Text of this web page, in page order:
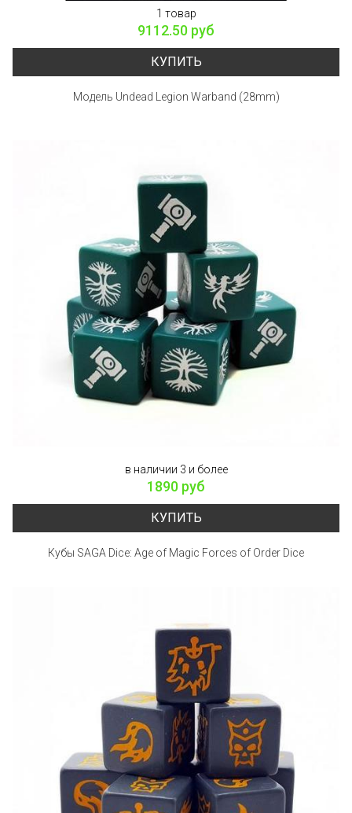
1 товар
9112.50 руб
КУПИТЬ
Модель Undead Legion Warband (28mm)
в наличии 3 и более
1890 руб
КУПИТЬ
Кубы SAGA Dice: Age of Magic Forces of Order Dice